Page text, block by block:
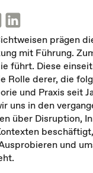
prägen
mit Führung.
führt. Diese
Rolle derer, die
und Praxis seit
uns in den
über Disruption,
und